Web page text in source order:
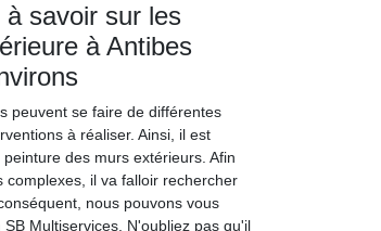
savoir sur les
à Antibes
peuvent se faire de différentes
à réaliser. Ainsi, il est
des murs extérieurs. Afin
il va falloir rechercher
nous pouvons vous
Multiservices. N'oubliez pas qu'il